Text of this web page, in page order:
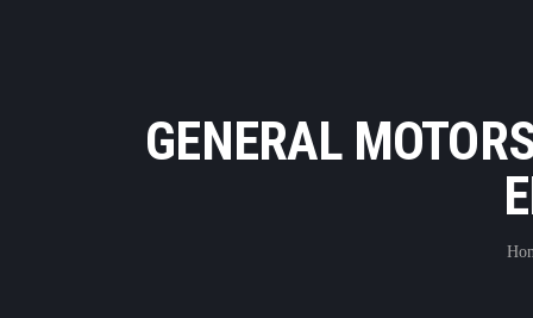
GENERAL